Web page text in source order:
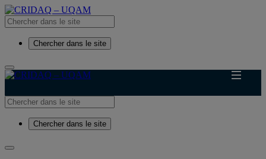
Chercher dans le site
Chercher dans le site